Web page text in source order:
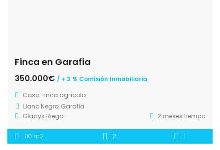
Finca en Garafia
350.000€ / + 3 % Comisión Inmobiliaria
Casa Finca agrícola
Llano Negro, Garafia
Gladys Riego
2 meses tiempo
110 m2 2 1